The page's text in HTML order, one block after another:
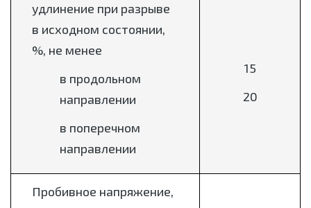
удлинение при разрыве
в исходном состоянии,
%, не менее
в продольном
направлении
в поперечном
направлении
15
20
Пробивное напряжение,